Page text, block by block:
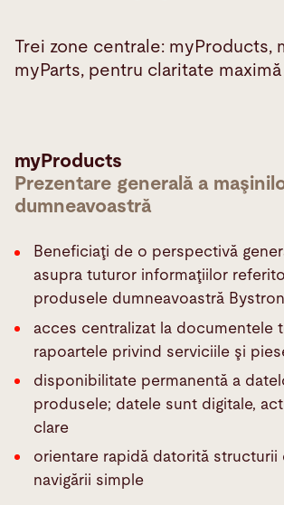
Trei zone centrale: myProducts,
myParts, pentru claritate maximă
myProducts
Prezentare generală a
dumneavoastră
Beneficiaţi de o perspectivă
asupra tuturor informaţiilor
produsele dumneavoastră
acces centralizat la documentele
rapoartele privind serviciile şi
disponibilitate permanentă a
produsele; datele sunt digitale,
clare
orientare rapidă datorită structurii
navigării simple